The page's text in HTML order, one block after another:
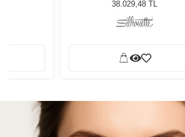
38.029,48 TL